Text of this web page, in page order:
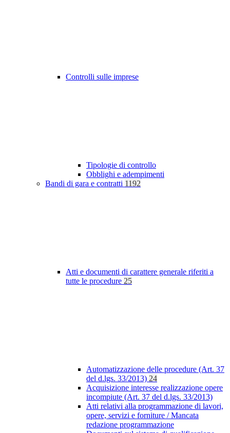
Controlli sulle imprese
Tipologie di controllo
Obblighi e adempimenti
Bandi di gara e contratti 1192
Atti e documenti di carattere generale riferiti a
tutte le procedure 25
Automatizzazione delle procedure (Art. 37
del d.lgs. 33/2013) 24
Acquisizione interesse realizzazione opere
incompiute (Art. 37 del d.lgs. 33/2013)
Atti relativi alla programmazione di lavori,
opere, servizi e forniture / Mancata
redazione programmazione